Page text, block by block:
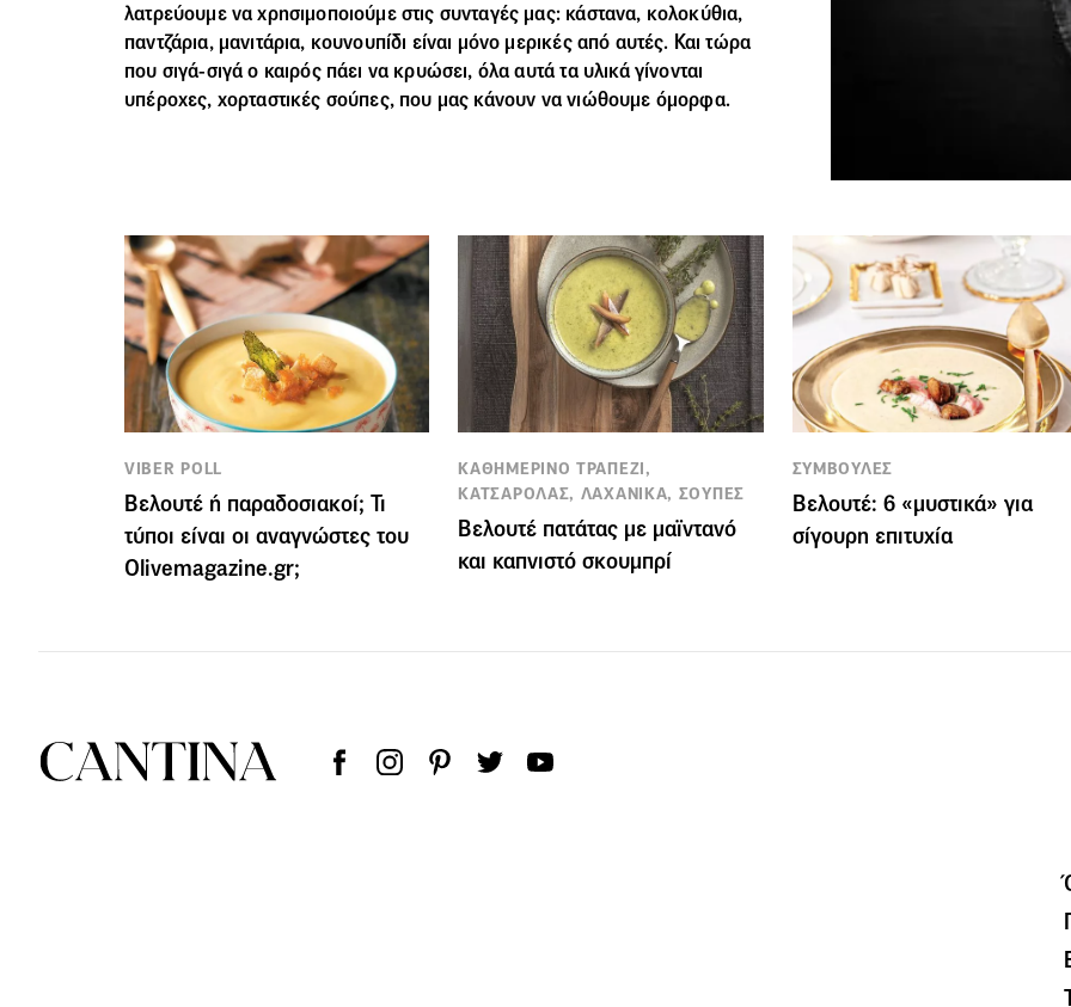
λατρεύουμε να χρησιμοποιούμε στις συνταγές μας: κάστανα, κολοκύθια,
παντζάρια, μανιτάρια, κουνουπίδι είναι μόνο μερικές από αυτές. Και τώρα
που σιγά-σιγά ο καιρός πάει να κρυώσει, όλα αυτά τα υλικά γίνονται
υπέροχες, χορταστικές σούπες, που μας κάνουν να νιώθουμε όμορφα.
VIBER POLL
Βελουτέ ή παραδοσιακοί; Τι
τύποι είναι οι αναγνώστες του
Olivemagazine.gr;
ΚΑΘΗΜΕΡΙΝΟ ΤΡΑΠΕΖΙ,
ΚΑΤΣΑΡΟΛΑΣ, ΛΑΧΑΝΙΚΑ, ΣΟΥΠΕΣ
Βελουτέ πατάτας με μαϊντανό
και καπνιστό σκουμπρί
ΣΥΜΒΟΥΛΕΣ
Βελουτέ: 6 «μυστικά» για
σίγουρη επιτυχία